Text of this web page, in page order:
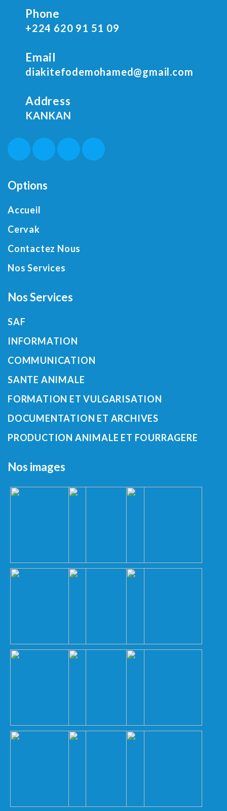
Phone
+224 620 91 51 09
Email
diakitefodemohamed@gmail.com
Address
KANKAN
Options
Accueil
Cervak
Contactez Nous
Nos Services
Nos Services
SAF
INFORMATION
COMMUNICATION
SANTE ANIMALE
FORMATION ET VULGARISATION
DOCUMENTATION ET ARCHIVES
PRODUCTION ANIMALE ET FOURRAGERE
Nos images